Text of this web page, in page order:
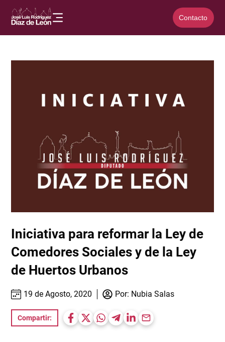
Contacto
Iniciativa para reformar la Ley de
Comedores Sociales y de la Ley
de Huertos Urbanos
19 de Agosto, 2020 Por: Nubia Salas
Compartir: